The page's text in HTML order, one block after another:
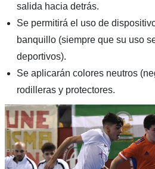
salida hacia detrás.
Se permitirá el uso de
banquillo (siempre que su uso
deportivos).
Se aplicarán colores neutros
rodilleras y protectores.